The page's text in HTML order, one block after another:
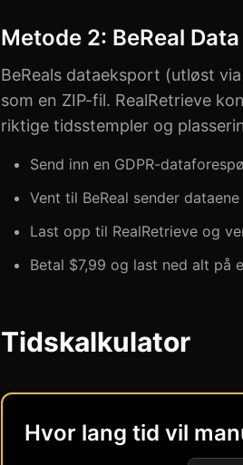
Metode 2: BeReal
BeReals dataeksport (utløst
som en ZIP-fil. RealRetrieve
riktige tidsstempler og
Send inn en GDPR-
Vent til BeReal sender
Last opp til RealRetrieve og
Betal $7,99 og last ned alt på
Tidskalkulator
Hvor lang tid vil